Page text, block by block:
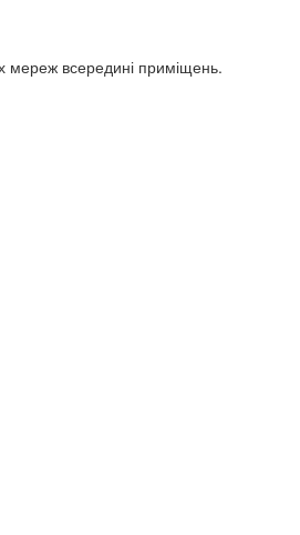
мереж всередині приміщень.